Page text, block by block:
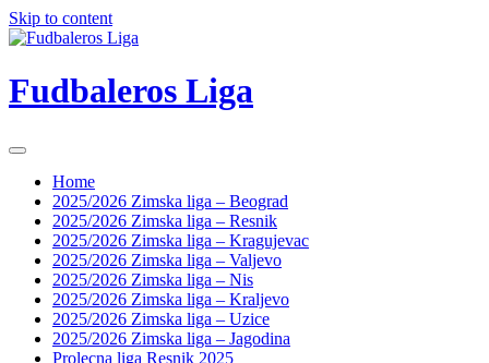
Skip to content
Fudbaleros Liga
Home
2025/2026 Zimska liga – Beograd
2025/2026 Zimska liga – Resnik
2025/2026 Zimska liga – Kragujevac
2025/2026 Zimska liga – Valjevo
2025/2026 Zimska liga – Nis
2025/2026 Zimska liga – Kraljevo
2025/2026 Zimska liga – Uzice
2025/2026 Zimska liga – Jagodina
Prolecna liga Resnik 2025